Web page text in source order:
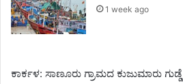
1 week ago
ಕಾರ್ಕಳ: ಸಾಣೂರು ಗ್ರಾಮದ ಕುಜುಮಾರು